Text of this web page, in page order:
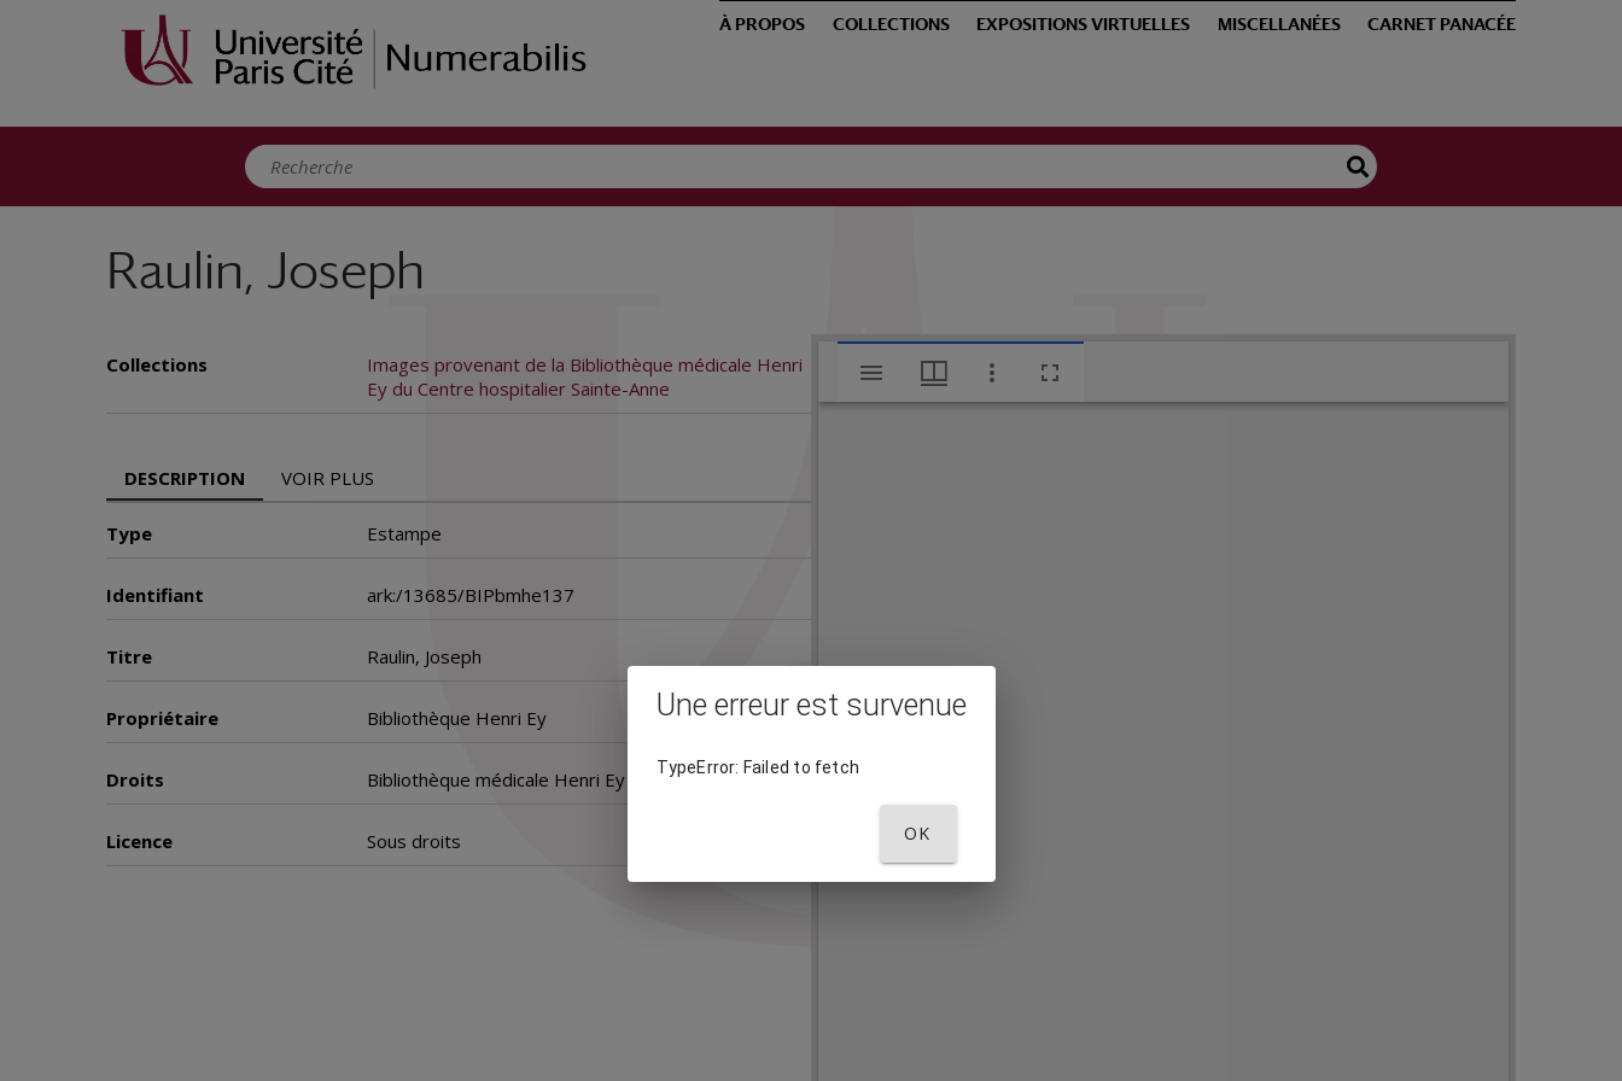
À PROPOS COLLECTIONS EXPOSITIONS VIRTUELLES MISCELLANÉES CARNET PANACÉE
Raulin, Joseph
Collections
Images provenant de la Bibliothèque médicale Henri
Ey du Centre hospitalier Sainte-Anne
DESCRIPTION VOIR PLUS
Type Estampe
Identifiant ark:/13685/BIPbmhe137
Titre Raulin, Joseph
Propriétaire Bibliothèque Henri Ey
Droits Bibliothèque médicale Henri Ey
Licence Sous droits
V
l
i
s
u
Une erreur est survenue
TypeError: Failed to fetch
OK
Panneau de gestion des cookies